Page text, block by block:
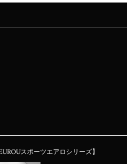
スポーツエアロシリーズ】